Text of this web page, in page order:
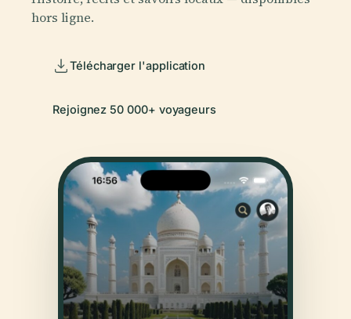
hors ligne.
Télécharger l'application
Rejoignez 50 000+ voyageurs